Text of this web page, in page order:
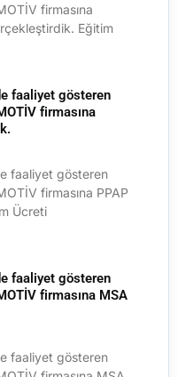
firmasına
Eğitim
faaliyet gösteren
firmasına
faaliyet gösteren
firmasına PPAP
Ücreti
faaliyet gösteren
firmasına MSA
faaliyet gösteren